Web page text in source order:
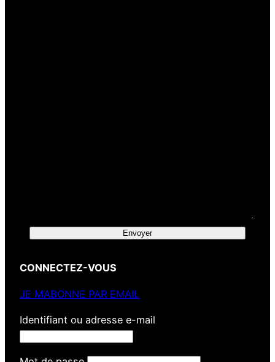
Envoyer
CONNECTEZ-VOUS
JE M’ABONNE PAR EMAIL
Identifiant ou adresse e-mail